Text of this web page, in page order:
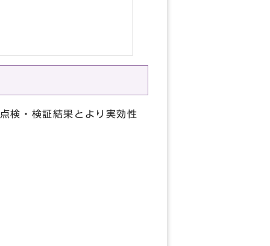
検・検証結果とより実効性